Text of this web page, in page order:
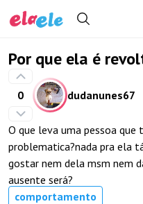
Por que ela é
0 dudanunes67
O que leva uma pessoa
problematica?nada pra ela
gostar nem dela msm nem
ausente será?
comportamento